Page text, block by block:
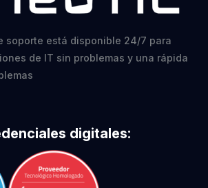
soporte está disponible 24/7 para
de IT sin problemas y una rápida
digitales: